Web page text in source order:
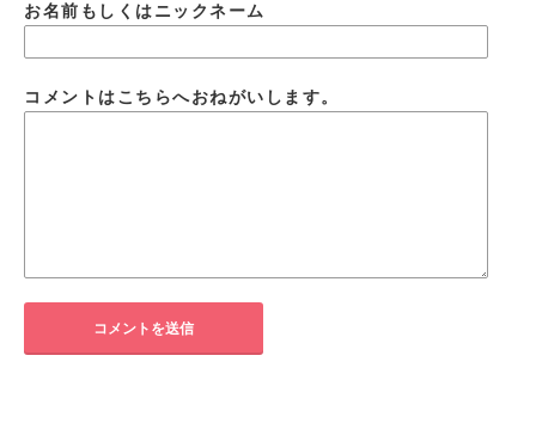
お名前もしくはニックネーム
コメントはこちらへおねがいします。